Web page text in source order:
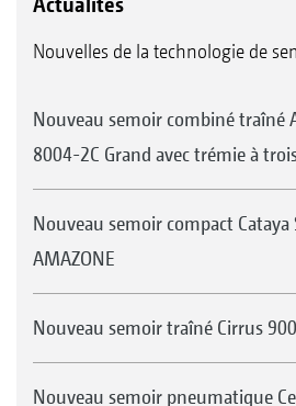
Nouvelles de la technologie de
Nouveau semoir combiné traîné
8004-2C Grand avec trémie à
Nouveau semoir compact Cataya
AMAZONE
Nouveau semoir traîné Cirrus
Nouveau semoir pneumatique